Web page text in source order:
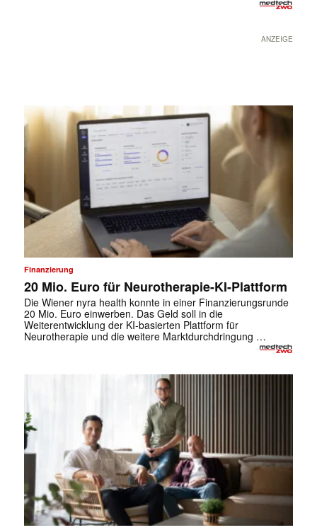
ANZEIGE
Finanzierung
20 Mio. Euro für Neurotherapie-KI-Plattform
Die Wiener nyra health konnte in einer Finanzierungsrunde
20 Mio. Euro einwerben. Das Geld soll in die
Weiterentwicklung der KI-basierten Plattform für
Neurotherapie und die weitere Marktdurchdringung …